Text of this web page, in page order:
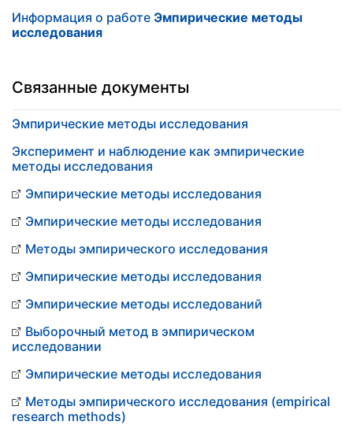
Информация о работе Эмпирические методы
исследования
Связанные документы
Эмпирические методы исследования
Эксперимент и наблюдение как эмпирические
методы исследования
Эмпирические методы исследования
Эмпирические методы исследования
Методы эмпирического исследования
Эмпирические методы исследования
Эмпирические методы исследований
Выборочный метод в эмпирическом
исследовании
Эмпирические методы исследования
Методы эмпирического исследования (empirical
research methods)